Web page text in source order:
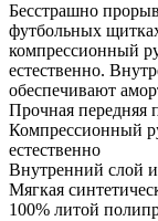
Бесстрашно
футбольных
компрессионный
естественно.
обеспечивают
Прочная передняя
Компрессионный
естественно
Внутренний слой
Мягкая
100% литой